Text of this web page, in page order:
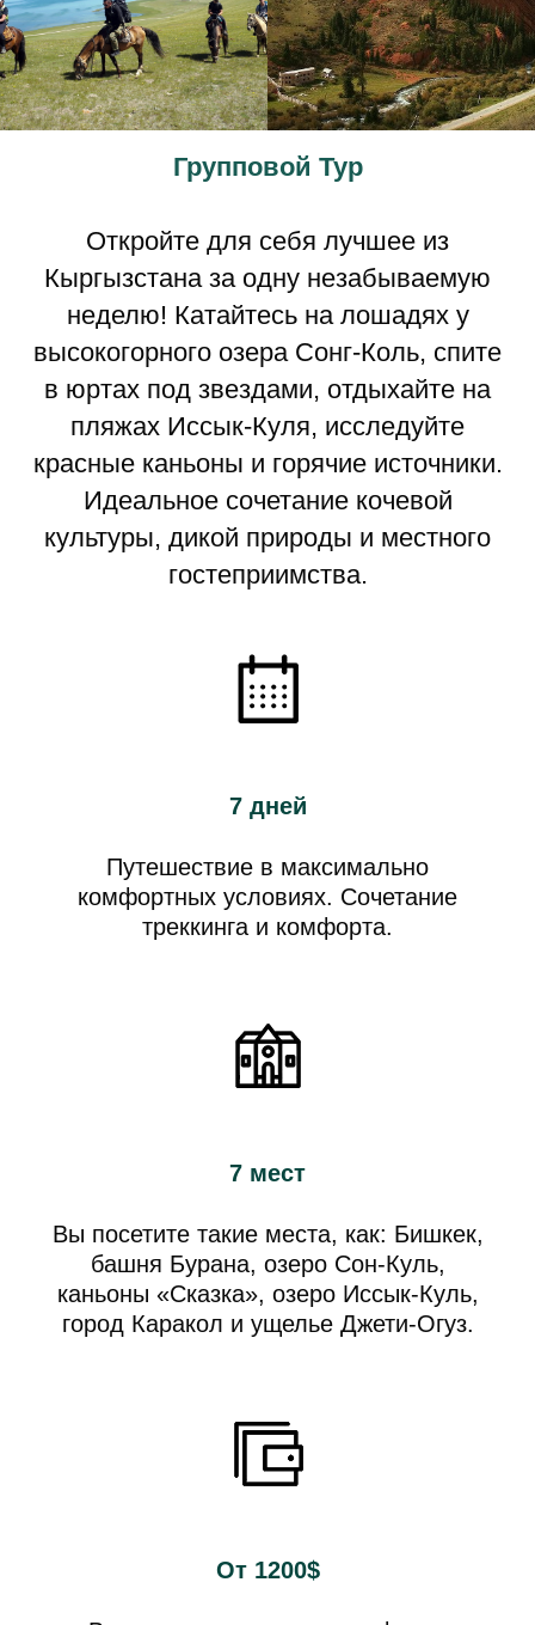
Групповой Тур
Откройте для себя лучшее из
Кыргызстана за одну незабываемую
неделю! Катайтесь на лошадях у
высокогорного озера Сонг-Коль, спите
в юртах под звездами, отдыхайте на
пляжах Иссык-Куля, исследуйте
красные каньоны и горячие источники.
Идеальное сочетание кочевой
культуры, дикой природы и местного
гостеприимства.
7 дней
Путешествие в максимально
комфортных условиях. Сочетание
треккинга и комфорта.
7 мест
Вы посетите такие места, как: Бишкек,
башня Бурана, озеро Сон-Куль,
каньоны «Сказка», озеро Иссык-Куль,
город Каракол и ущелье Джети-Огуз.
От 1200$